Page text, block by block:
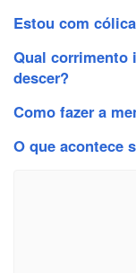
Estou com
Qual corrimento
descer?
Como fazer a
O que acontece